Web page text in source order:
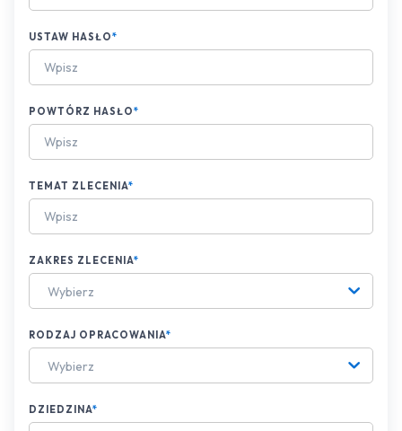
USTAW HASŁO*
POWTÓRZ HASŁO*
TEMAT ZLECENIA*
ZAKRES ZLECENIA*
Wybierz
RODZAJ OPRACOWANIA*
Wybierz
DZIEDZINA*